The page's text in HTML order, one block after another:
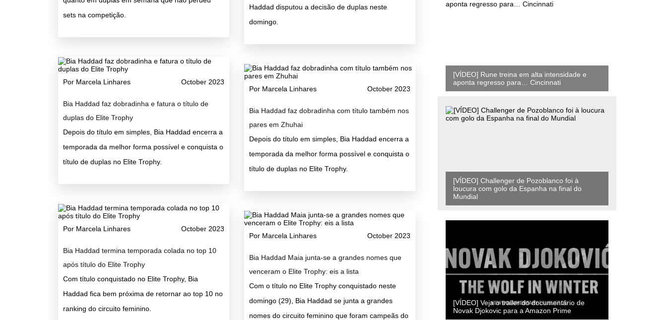
Haddad disputou a decisão de duplas neste
domingo.
sets na competição.
Por Marcela Linhares October 2023
Bia Haddad faz dobradinha e fatura o título de
duplas do Elite Trophy
Depois do título em simples, Bia Haddad encerra a
temporada da melhor forma possível e conquista o
título de duplas no Elite Trophy.
Por Marcela Linhares October 2023
Bia Haddad faz dobradinha com título também nos
pares em Zhuhai
Depois do título em simples, Bia Haddad encerra a
temporada da melhor forma possível e conquista o
título de duplas no Elite Trophy.
Por Marcela Linhares October 2023
Bia Haddad termina temporada colada no top 10
após título do Elite Trophy
Com título conquistado no Elite Trophy, Bia
Haddad fica bem próxima de retornar ao top 10 no
ranking do circuito feminino.
Por Marcela Linhares October 2023
Bia Haddad Maia junta-se a grandes nomes que
venceram o Elite Trophy: eis a lista
Com o título no Elite Trophy conquistado neste
domingo (29), Bia Haddad se junta a grandes
nomes do circuito feminino que foram campeãs do
[VÍDEO] Rune treina em alta intensidade e
aponta regresso para… Cincinnati
[VÍDEO] Challenger de Pozoblanco foi à
loucura com golo da Espanha na final do
Mundial
[VÍDEO] Veja o trailer do documentário de
Novak Djokovic para a Amazon Prime